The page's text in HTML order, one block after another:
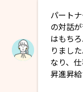
パート
の対話
はもち
りまし
なり、
昇進昇